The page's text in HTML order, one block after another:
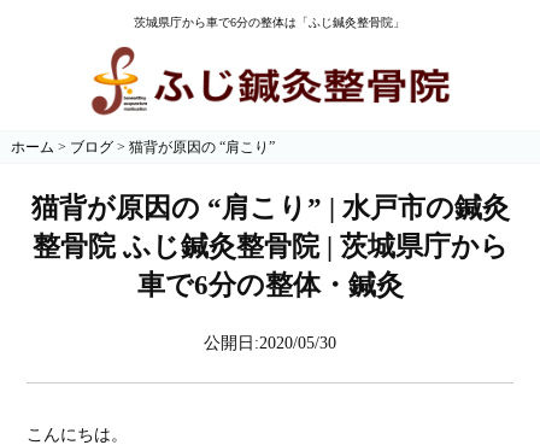
茨城県庁から車で6分の整体は「ふじ鍼灸整骨院」
ホーム > ブログ> 猫背が原因の “肩こり”
猫背が原因の “肩こり” | 水戸市の鍼灸
整骨院 ふじ鍼灸整骨院 | 茨城県庁から
車で6分の整体・鍼灸
公開日:2020/05/30
こんにちは。